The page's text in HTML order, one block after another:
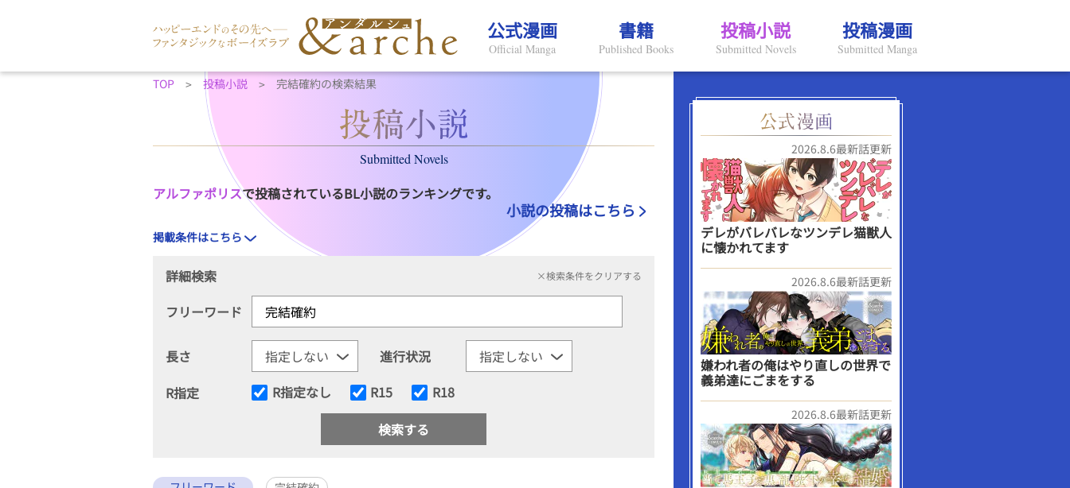
公式漫画
Official Manga
書籍
Published Books
投稿小説
Submitted Novels
投稿漫画
Submitted Manga
TOP 投稿小説 完結確約の検索結果
Submitted Novels
アルファポリスで投稿されているBL小説のランキングです。
小説の投稿はこちら
掲載条件はこちら
詳細検索 ×検索条件をクリアする
フリーワード
長さ
進行状況
R指定
R指定なし R15 R18
2026.8.6最新話更新
デレがバレバレなツンデレ猫獣人
に懐かれてます
2026.8.6最新話更新
嫌われ者の俺はやり直しの世界で
義弟達にごまをする
2026.8.6最新話更新